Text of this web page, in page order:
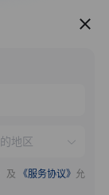
服务推荐
及 《服务协议》 允